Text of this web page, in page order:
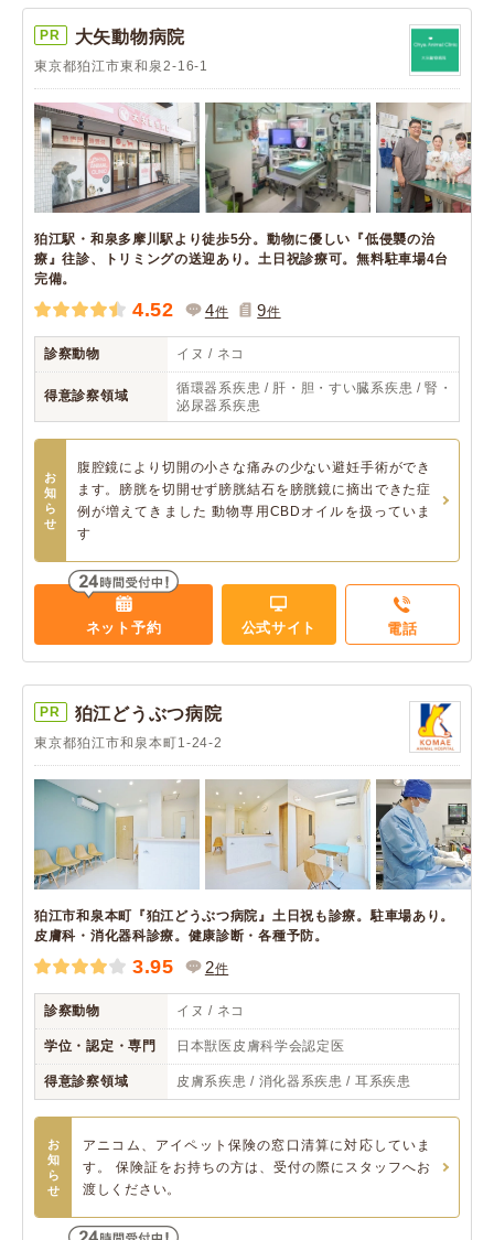
PR 大矢動物病院
東京都狛江市東和泉2-16-1
狛江駅・和泉多摩川駅より徒歩5分。動物に優しい『低侵襲の治
療』往診、トリミングの送迎あり。土日祝診療可。無料駐車場4台
完備。
4.52 4件 9件
診察動物 イヌ / ネコ
得意診察領域
循環器系疾患 / 肝・胆・すい臓系疾患 / 腎・
泌尿器系疾患
お
知
ら
せ
腹腔鏡により切開の小さな痛みの少ない避妊手術ができ
ます。膀胱を切開せず膀胱結石を膀胱鏡に摘出できた症
例が増えてきました 動物専用CBDオイルを扱っていま
す
ネット予約 公式サイト 電話
PR 狛江どうぶつ病院
東京都狛江市和泉本町1-24-2
狛江市和泉本町『狛江どうぶつ病院』土日祝も診療。駐車場あり。
皮膚科・消化器科診療。健康診断・各種予防。
3.95 2件
診察動物 イヌ / ネコ
学位・認定・専門 日本獣医皮膚科学会認定医
得意診察領域 皮膚系疾患 / 消化器系疾患 / 耳系疾患
お
知
ら
せ
アニコム、アイペット保険の窓口清算に対応していま
す。 保険証をお持ちの方は、受付の際にスタッフへお
渡しください。